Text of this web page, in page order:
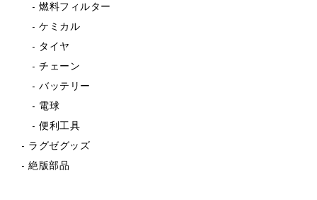
燃料フィルター
ケミカル
タイヤ
チェーン
バッテリー
電球
便利工具
ラグゼグッズ
絶版部品